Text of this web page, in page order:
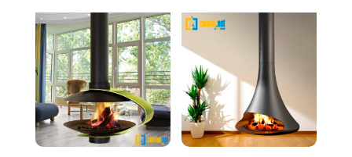
€11.130
a
€16.560